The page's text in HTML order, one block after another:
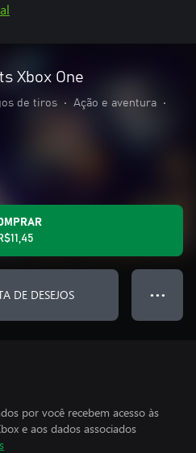
Xbox One
de tiros • Ação e aventura
•
DE DESEJOS ● ● ●
por você recebem acesso às
e aos dados associados